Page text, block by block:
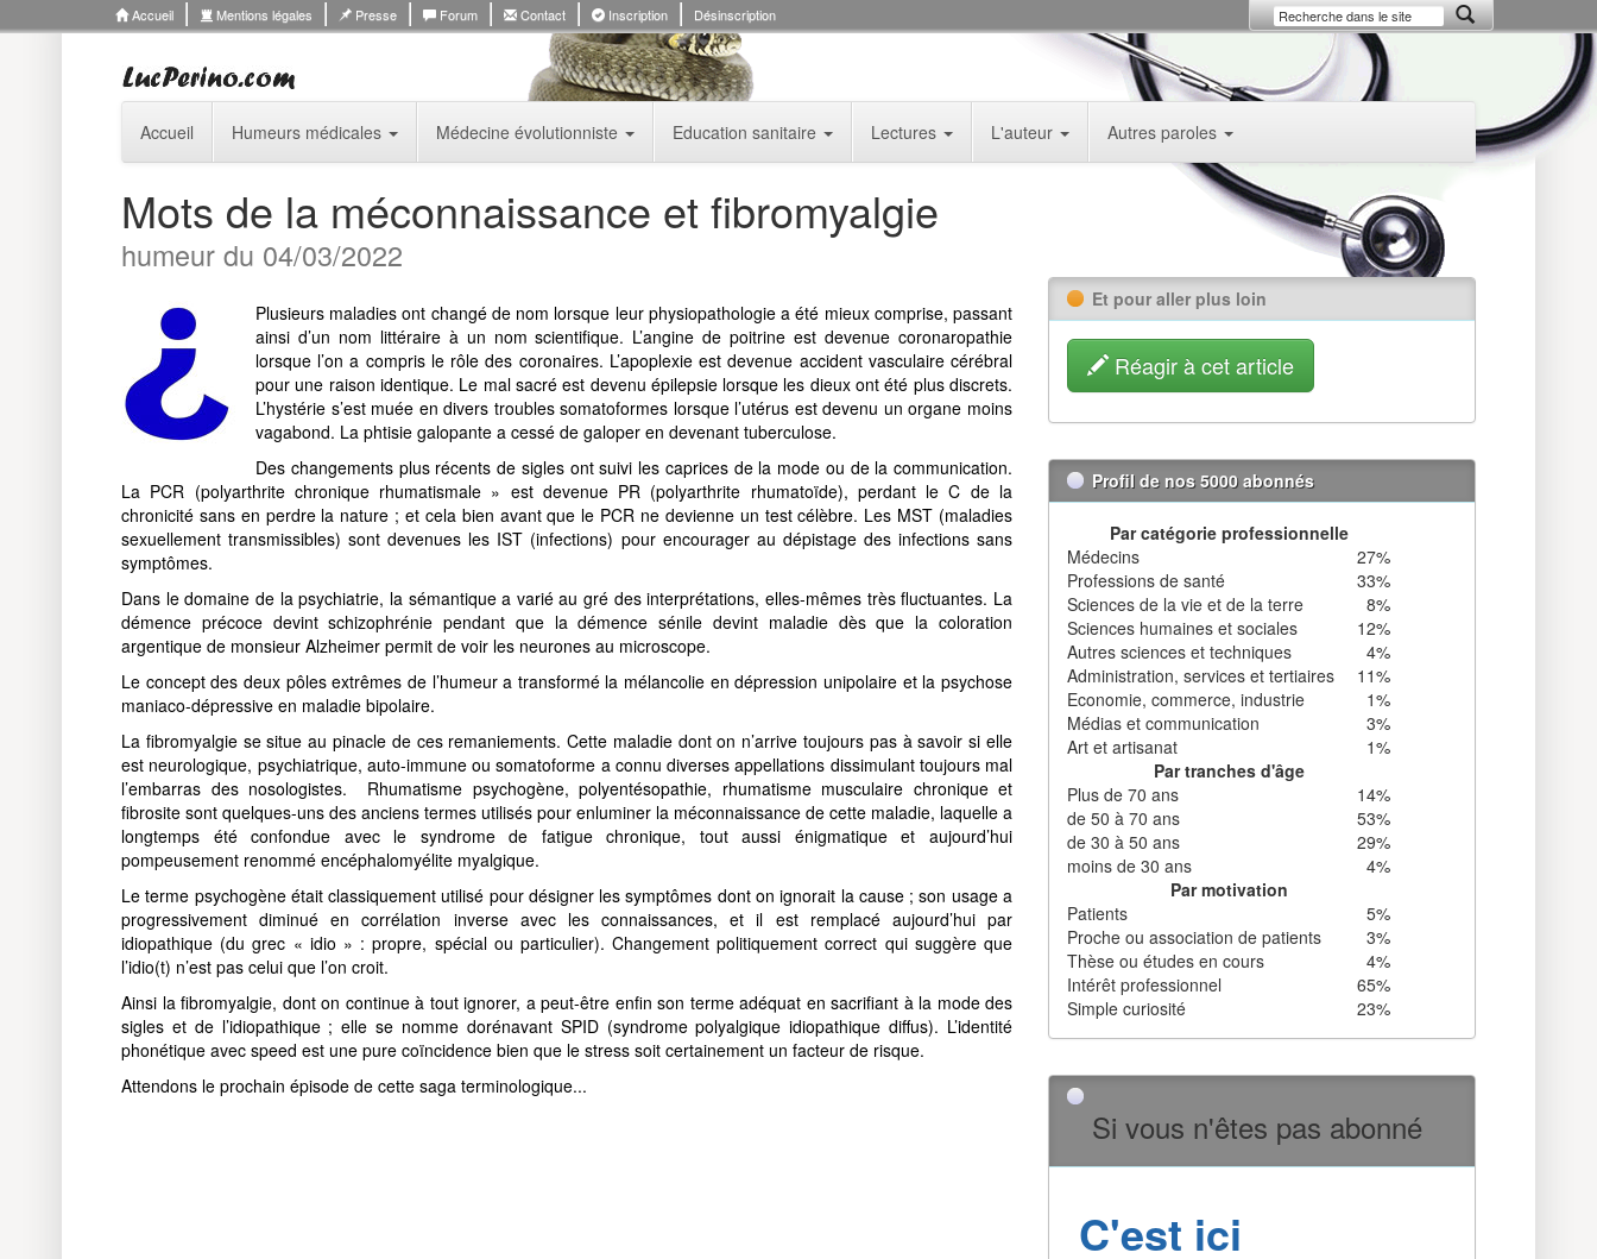
Accueil Mentions légales Presse Forum Contact Inscription Désinscription
Accueil Humeurs médicales Médecine évolutionniste Education sanitaire Lectures L'auteur Autres paroles
Mots de la méconnaissance et fibromyalgie
humeur du 04/03/2022
Plusieurs maladies ont changé de nom lorsque leur physiopathologie a été mieux comprise, passant
ainsi d’un nom littéraire à un nom scientifique. L’angine de poitrine est devenue coronaropathie
lorsque l’on a compris le rôle des coronaires. L’apoplexie est devenue accident vasculaire cérébral
pour une raison identique. Le mal sacré est devenu épilepsie lorsque les dieux ont été plus discrets.
L’hystérie s’est muée en divers troubles somatoformes lorsque l’utérus est devenu un organe moins
vagabond. La phtisie galopante a cessé de galoper en devenant tuberculose.
Des changements plus récents de sigles ont suivi les caprices de la mode ou de la communication.
La PCR (polyarthrite chronique rhumatismale » est devenue PR (polyarthrite rhumatoïde), perdant le C de la
chronicité sans en perdre la nature ; et cela bien avant que le PCR ne devienne un test célèbre. Les MST (maladies
sexuellement transmissibles) sont devenues les IST (infections) pour encourager au dépistage des infections sans
symptômes.
Dans le domaine de la psychiatrie, la sémantique a varié au gré des interprétations, elles-mêmes très fluctuantes. La
démence précoce devint schizophrénie pendant que la démence sénile devint maladie dès que la coloration
argentique de monsieur Alzheimer permit de voir les neurones au microscope.
Le concept des deux pôles extrêmes de l’humeur a transformé la mélancolie en dépression unipolaire et la psychose
maniaco-dépressive en maladie bipolaire.
La fibromyalgie se situe au pinacle de ces remaniements. Cette maladie dont on n’arrive toujours pas à savoir si elle
est neurologique, psychiatrique, auto-immune ou somatoforme a connu diverses appellations dissimulant toujours mal
l’embarras des nosologistes. Rhumatisme psychogène, polyentésopathie, rhumatisme musculaire chronique et
fibrosite sont quelques-uns des anciens termes utilisés pour enluminer la méconnaissance de cette maladie, laquelle a
longtemps été confondue avec le syndrome de fatigue chronique, tout aussi énigmatique et aujourd’hui
pompeusement renommé encéphalomyélite myalgique.
Le terme psychogène était classiquement utilisé pour désigner les symptômes dont on ignorait la cause ; son usage a
progressivement diminué en corrélation inverse avec les connaissances, et il est remplacé aujourd’hui par
idiopathique (du grec « idio » : propre, spécial ou particulier). Changement politiquement correct qui suggère que
l’idio(t) n’est pas celui que l’on croit.
Ainsi la fibromyalgie, dont on continue à tout ignorer, a peut-être enfin son terme adéquat en sacrifiant à la mode des
sigles et de l’idiopathique ; elle se nomme dorénavant SPID (syndrome polyalgique idiopathique diffus). L’identité
phonétique avec speed est une pure coïncidence bien que le stress soit certainement un facteur de risque.
Attendons le prochain épisode de cette saga terminologique...
Et pour aller plus loin
Réagir à cet article
Profil de nos 5000 abonnés
Par catégorie professionnelle
Médecins
27%
Professions de santé
33%
Sciences de la vie et de la terre
8%
Sciences humaines et sociales
12%
Autres sciences et techniques
4%
Administration, services et tertiaires
11%
Economie, commerce, industrie
1%
Médias et communication
3%
Art et artisanat
1%
Par tranches d'âge
Plus de 70 ans
14%
de 50 à 70 ans
53%
de 30 à 50 ans
29%
moins de 30 ans
4%
Par motivation
Patients
5%
Proche ou association de patients
3%
Thèse ou études en cours
4%
Intérêt professionnel
65%
Simple curiosité
23%
Si vous n'êtes pas abonné
C'est ici